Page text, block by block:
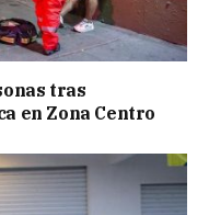
tras
en Zona Centro